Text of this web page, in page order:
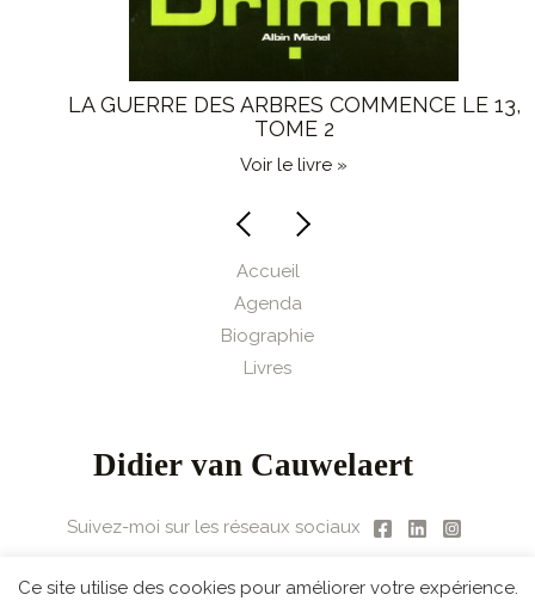
LA GUERRE DES ARBRES COMMENCE LE 13,
TOME 2
Voir le livre »
Accueil
Agenda
Biographie
Livres
Suivez-moi sur les réseaux sociaux
Ce site utilise des cookies pour améliorer votre expérience.